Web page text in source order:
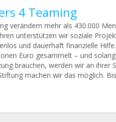
4 Teaming
verändern mehr als 430.000
unterstützen wir soziale
und dauerhaft finanzielle
Euro gesammelt – und
brauchen, werden wir an ihrer
machen wir das möglich.